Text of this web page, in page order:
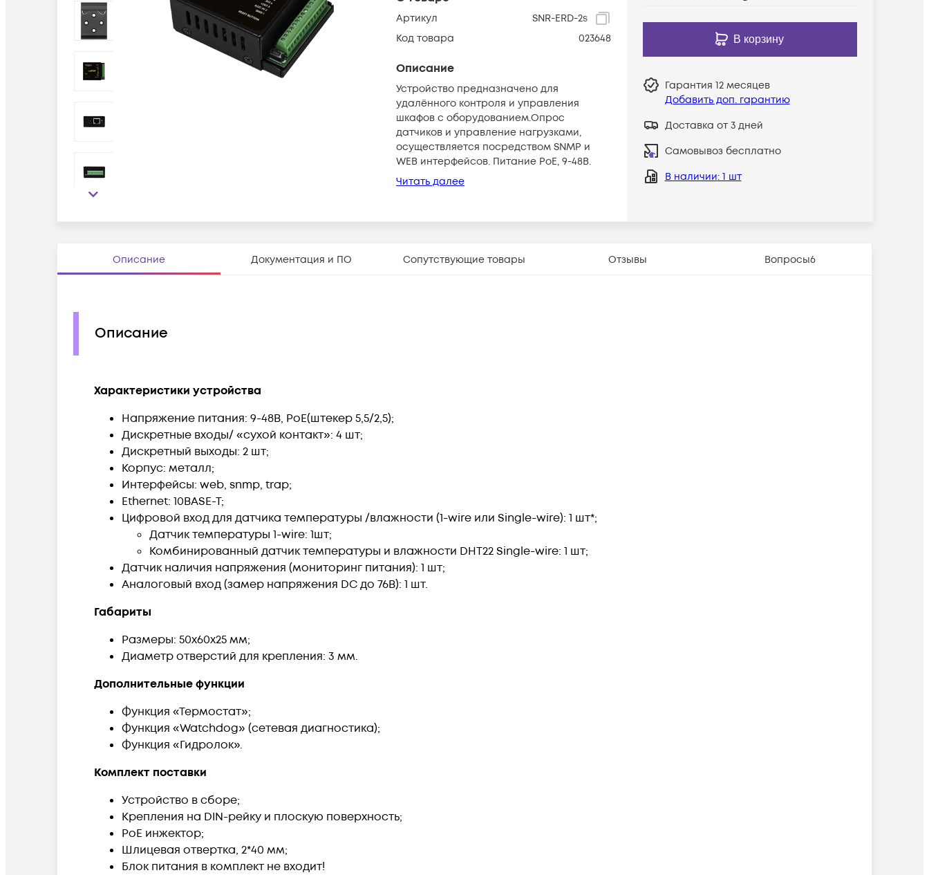
Артикул
SNR-ERD-2s
Код товара
023648
Описание
Устройство предназначено для
удалённого контроля и управления
шкафов с оборудованием.Опрос
датчиков и управление нагрузками,
осуществляется посредством SNMP и
WEB интерфейсов. Питание PoE, 9-48В.
Читать далее
В корзину
Гарантия 12 месяцев
Добавить доп. гарантию
Доставка от 3 дней
Самовывоз бесплатно
В наличии: 1 шт
Описание Документация и ПО Сопутствующие товары Отзывы Вопросы6
Описание
Характеристики устройства
Напряжение питания: 9-48В, РоЕ(штекер 5,5/2,5);
Дискретные входы/ «сухой контакт»: 4 шт;
Дискретный выходы: 2 шт;
Корпус: металл;
Интерфейсы: web, snmp, trap;
Ethernet: 10BASE-T;
Цифровой вход для датчика температуры /влажности (1-wire или Single-wire): 1 шт*;
Датчик температуры 1-wire: 1шт;
Комбинированный датчик температуры и влажности DHT22 Single-wire: 1 шт;
Датчик наличия напряжения (мониторинг питания): 1 шт;
Аналоговый вход (замер напряжения DC до 76В): 1 шт.
Габариты
Размеры: 50х60х25 мм;
Диаметр отверстий для крепления: 3 мм.
Дополнительные функции
Функция «Термостат»;
Функция «Watchdog» (сетевая диагностика);
Функция «Гидролок».
Комплект поставки
Устройство в сборе;
Крепления на DIN-рейку и плоскую поверхность;
РоЕ инжектор;
Шлицевая отвертка, 2*40 мм;
Блок питания в комплект не входит!